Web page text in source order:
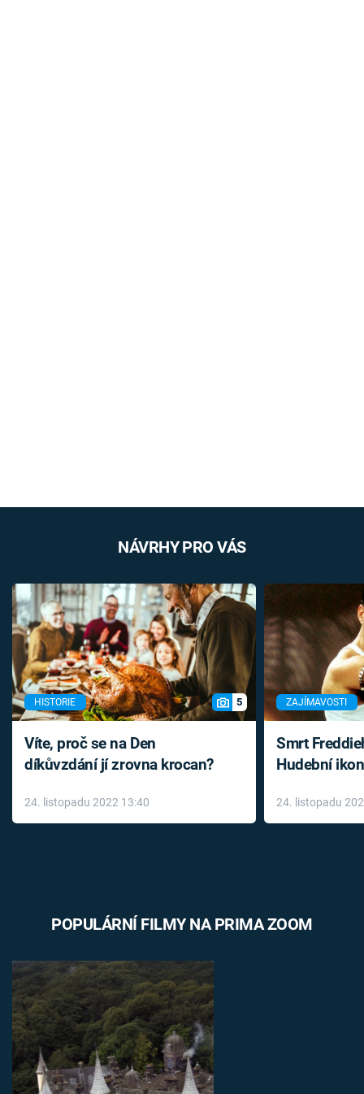
NÁVRHY PRO VÁS
HISTORIE 5
Víte, proč se na Den
díkůvzdání jí zrovna krocan?
24. listopadu 2022 13:40
ZAJÍMAVOSTI
Smrt
Hudební
léky
24. listopadu
POPULÁRNÍ FILMY NA PRIMA ZOOM